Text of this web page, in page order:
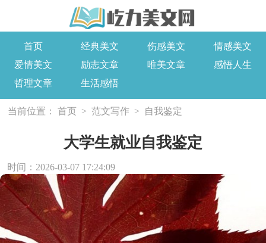
首页 经典美文 伤感美文
情感美文
爱情美文
励志文章 唯美文章
感悟人生
哲理文章
生活感悟
当前位置： 首页 > 范文写作 > 自我鉴定
大学生就业自我鉴定
时间：2026-03-07 17:24:09